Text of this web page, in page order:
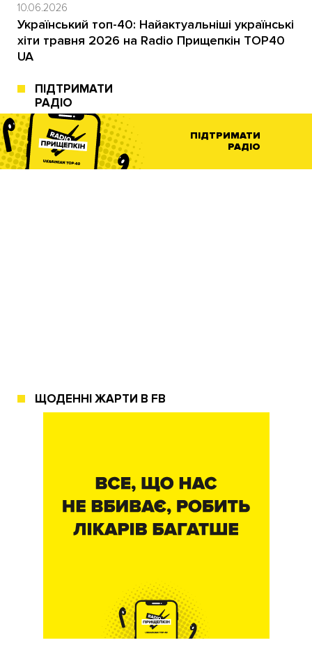
10.06.2026
Український топ-40: Найактуальніші українські
хіти травня 2026 на Radio Прищепкін TOP40
UA
ПІДТРИМАТИ
РАДІО
ПІДТРИМАТИ
РАДІО
ЩОДЕННІ ЖАРТИ В FB